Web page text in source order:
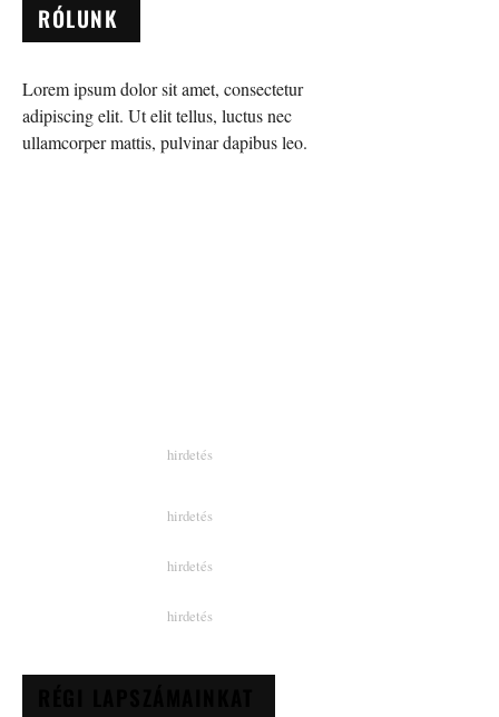
RÓLUNK
Lorem ipsum dolor sit amet, consectetur
adipiscing elit. Ut elit tellus, luctus nec
ullamcorper mattis, pulvinar dapibus leo.